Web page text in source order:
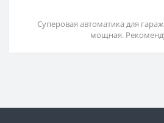
Суперовая автоматика для
мощная.